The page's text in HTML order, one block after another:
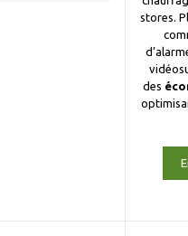
stores.
des